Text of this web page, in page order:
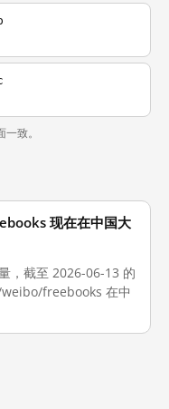
致。
现在在中国大
，截至 2026-06-13 的
freebooks 在中